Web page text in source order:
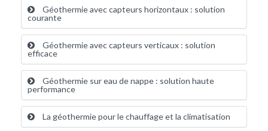
Géothermie avec capteurs horizontaux : solution
courante
Géothermie avec capteurs verticaux : solution
efficace
Géothermie sur eau de nappe : solution haute
performance
La géothermie pour le chauffage et la climatisation